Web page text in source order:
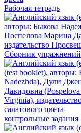
Рабочая тетрадь
Сборник упражнений
контрольные задания